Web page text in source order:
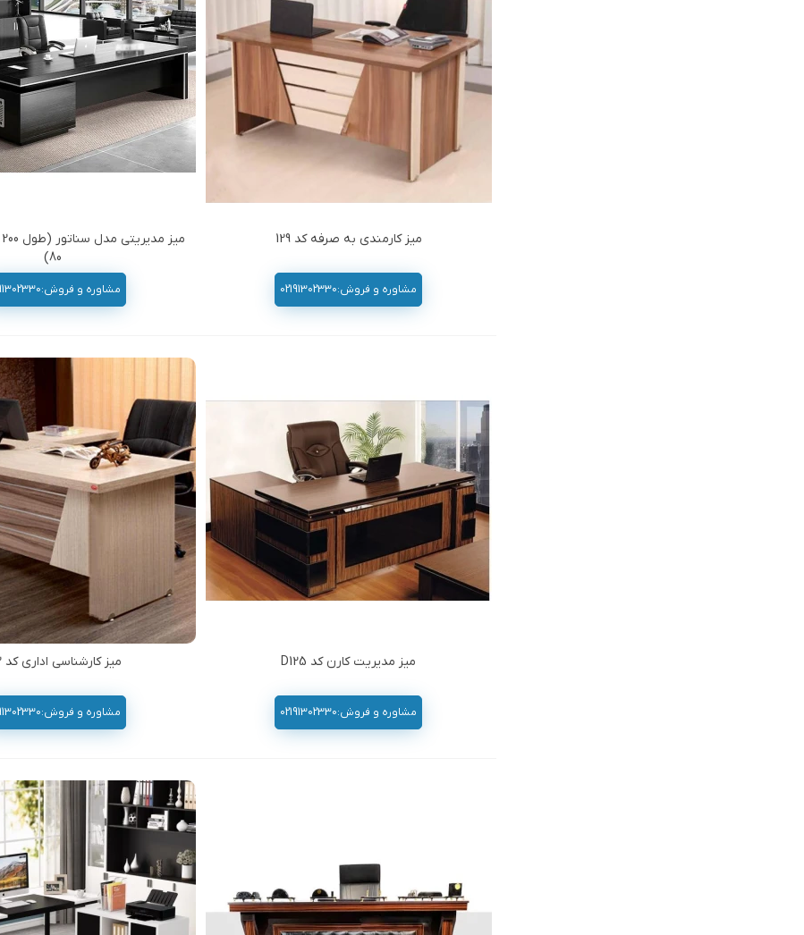
میز کارمندی به صرفه کد 129
مشاوره و فروش:02191302330
80)
مشاوره و فروش:02191302330
میز مدیریت کارن کد D125
مشاوره و فروش:02191302330
میز کارشناسی اداری کد 202
مشاوره و فروش:02191302330